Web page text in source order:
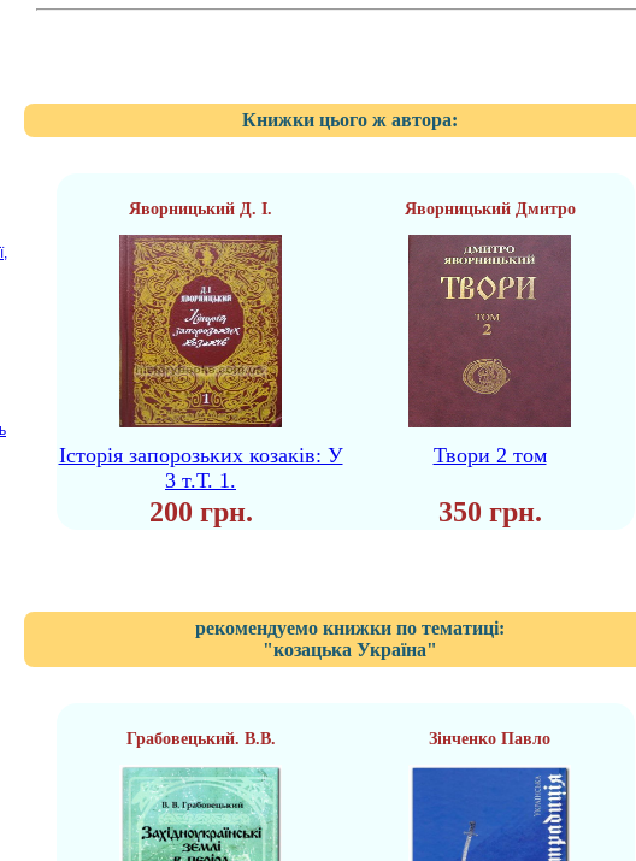
Книжки цього ж автора:
Яворницький Д. І. Яворницький Дмитро
Історія запорозьких козаків: У
3 т.Т. 1.
Твори 2 том
200 грн. 350 грн.
рекомендуемо книжки по тематиці:
"козацька Україна"
Грабовецький. В.В. Зінченко Павло